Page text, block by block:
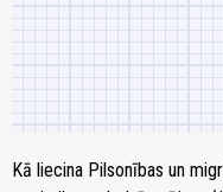
Kā liecina Pilsonības un